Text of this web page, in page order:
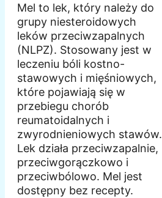
Mel to lek, który należy do
grupy niesteroidowych
leków przeciwzapalnych
(NLPZ). Stosowany jest w
leczeniu bóli kostno-
stawowych i mięśniowych,
które pojawiają się w
przebiegu chorób
reumatoidalnych i
zwyrodnieniowych stawów.
Lek działa przeciwzapalnie,
przeciwgorączkowo i
przeciwbólowo. Mel jest
dostępny bez recepty.